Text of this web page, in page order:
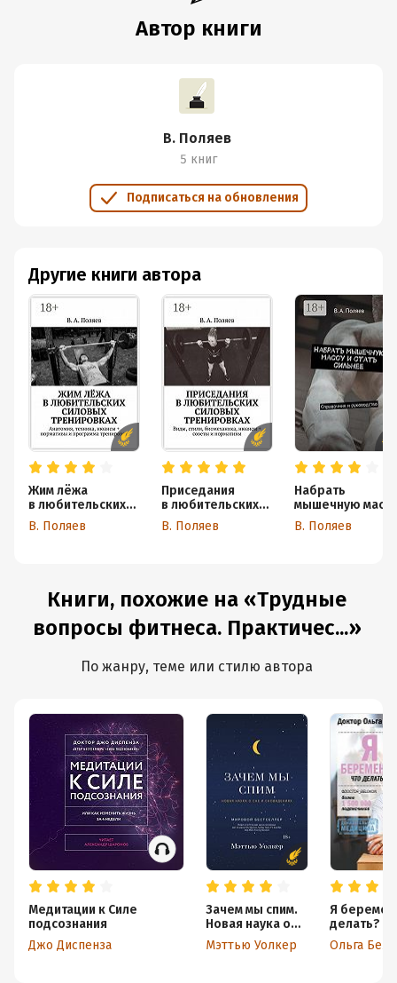
Автор книги
В. Поляев
5 книг
Подписаться на обновления
Другие книги автора
Жим лёжа
в любительских
силовых
тренировках.
и программа
тренировок
В. Поляев
Приседания
в любительских
силовых
тренировках.
В. Поляев
Набрать
мышечную массу
и стать сильнее.
Справочник
В. Поляев
Книги, похожие на «Трудные
вопросы фитнеса. Практичес...»
По жанру, теме или стилю автора
Медитации к Силе
подсознания
Джо Диспенза
Зачем мы спим.
Новая наука о
сне и
сновидениях
Мэттью Уолкер
Я
делать?
Ольга